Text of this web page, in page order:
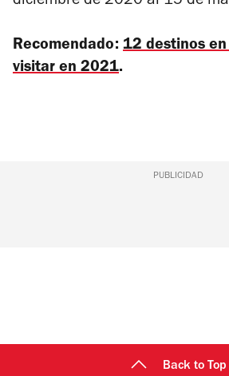
Recomendado: 12 destinos
visitar en 2021.
PUBLICIDAD
Back to Top